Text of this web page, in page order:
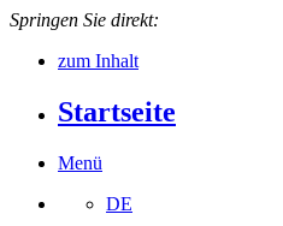
Springen Sie direkt:
zum Inhalt
Startseite
Menü
DE